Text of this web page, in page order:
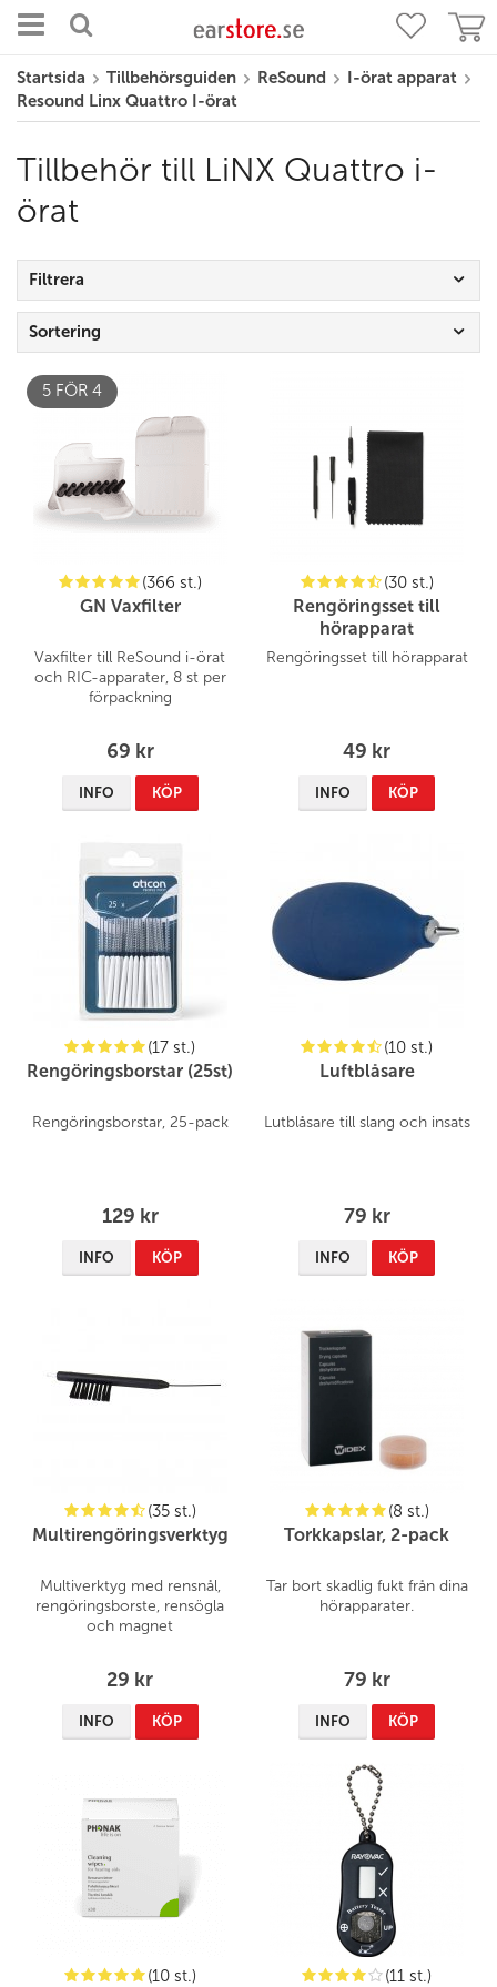
Startsida Tillbehörsguiden ReSound
I-örat apparat
Resound Linx Quattro I-örat
Tillbehör till LiNX Quattro i-
örat
Filtrera
Sortering
(366 st.)
GN Vaxfilter
Vaxfilter till ReSound i-örat
och RIC-apparater, 8 st per
förpackning
5 FÖR 4
69 kr
INFO KÖP
(30 st.)
Rengöringsset till
hörapparat
Rengöringsset till hörapparat
49 kr
INFO KÖP
(17 st.)
Rengöringsborstar (25st)
Rengöringsborstar, 25-pack
129 kr
INFO KÖP
(10 st.)
Luftblåsare
Lutblåsare till slang och insats
79 kr
INFO KÖP
(35 st.)
Multirengöringsverktyg
Multiverktyg med rensnål,
rengöringsborste, rensögla
och magnet
29 kr
INFO KÖP
(8 st.)
Torkkapslar, 2-pack
Tar bort skadlig fukt från dina
hörapparater.
79 kr
INFO KÖP
(10 st.) (11 st.)